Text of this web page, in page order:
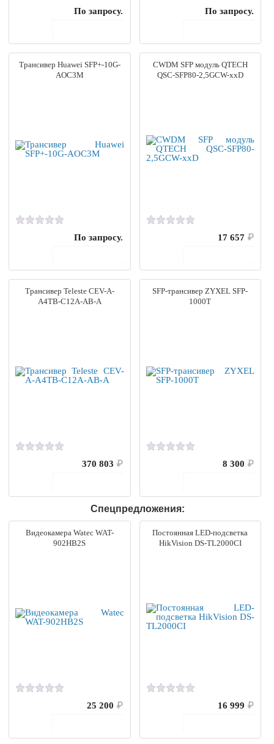
По запросу.
По запросу.
Трансивер Huawei SFP+-10G-
AOC3M
По запросу.
CWDM SFP модуль QTECH
QSC-SFP80-2,5GCW-xxD
17 657 ₽
Трансивер Teleste CEV-A-
A4TB-C12A-AB-A
370 803 ₽
SFP-трансивер ZYXEL SFP-
1000T
8 300 ₽
Спецпредложения:
Видеокамера Watec WAT-
902HB2S
25 200 ₽
Постоянная LED-подсветка
HikVision DS-TL2000CI
16 999 ₽